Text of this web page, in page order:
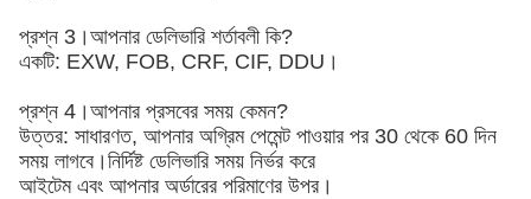
প্রশ্ন 3।আপনার ডেলিভারি শর্তাবলী কি?
একটি: EXW, FOB, CRF, CIF, DDU।
প্রশ্ন 4।আপনার প্রসবের সময় কেমন?
উত্তর: সাধারণত, আপনার অগ্রিম পেমেন্ট পাওয়ার পর 30 থেকে 60 দিন
সময় লাগবে।নির্দিষ্ট ডেলিভারি সময় নির্ভর করে
আইটেম এবং আপনার অর্ডারের পরিমাণের উপর।